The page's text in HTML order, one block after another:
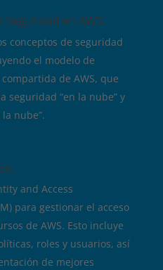
en AWS:
conceptos de seguridad
el modelo de
de AWS, que
seguridad “en la nube” y
nube”.
and Access
para gestionar el acceso
de AWS. Esto incluye
roles y usuarios, así
de mejores